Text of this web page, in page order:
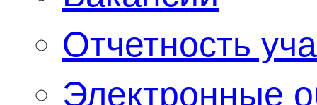
Отчетность
Электронные